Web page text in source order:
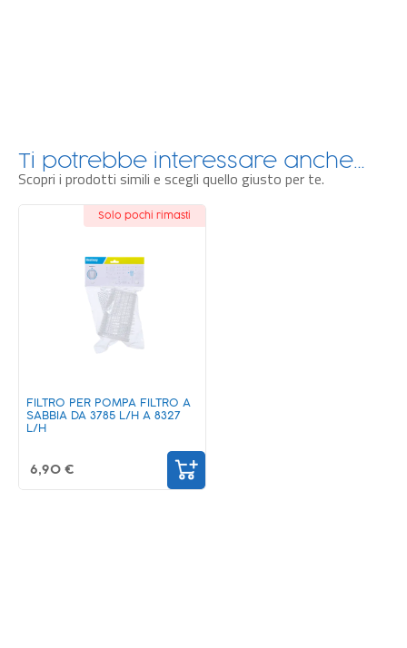
Ti potrebbe interessare anche…
Scopri i prodotti simili e scegli quello giusto per te.
Solo pochi rimasti
FILTRO PER POMPA FILTRO A
SABBIA DA 3785 L/H A 8327
L/H
6,90 €